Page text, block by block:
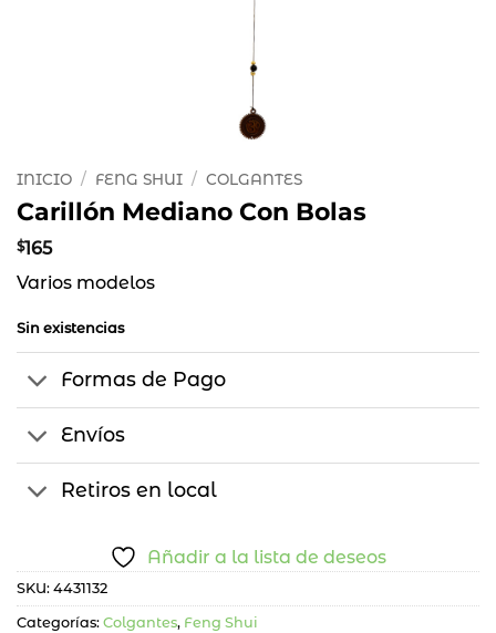
INICIO / FENG SHUI / COLGANTES
Carillón Mediano Con Bolas
$165
Varios modelos
Sin existencias
Formas de Pago
Envíos
Retiros en local
Añadir a la lista de deseos
SKU: 4431132
Categorías: Colgantes, Feng Shui